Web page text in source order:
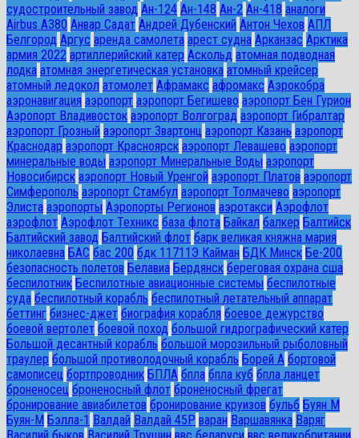
судостроительный завод Ан-124 Ан-148 Ан-2 Ан-418 аналоги
Airbus A380 Анвар Садат Андрей Дубенский Антон Чехов АПЛ
Белгород Аргус аренда самолета арест судна Арканзас Арктика
армия 2022 артиллерийский катер Аскольд атомная подводная
лодка атомная энергетическая установка атомный крейсер
атомный ледокол атомолет Афрамакс афромакс Аэрокобра
аэронавигация аэропорт аэропорт Бегишево аэропорт Бен Гурион
Аэропорт Владивосток аэропорт Волгоград аэропорт Гибралтар
аэропорт Грозный аэропорт Звартонц аэропорт Казань аэропорт
Краснодар аэропорт Красноярск аэропорт Левашево аэропорт
минеральные воды аэропорт Минеральные Воды аэропорт
Новосибирск аэропорт Новый Уренгой аэропорт Платов аэропорт
Симферополь аэропорт Стамбул аэропорт Толмачево аэропорт
Элиста аэропорты Аэропорты Регионов аэротакси Аэрофлот
аэрофлот Аэрофлот Техникс база флота Байкал балкер Балтийск
Балтийский завод Балтийский флот барк великая княжна мария
николаевна БАС бас 200 бдк 11711Э Кайман БДК Минск Бе-200
безопасность полетов Белавиа Бердянск береговая охрана сша
беспилотник Беспилотные авиационные системы беспилотные
суда беспилотный корабль беспилотный летательный аппарат
беттинг бизнес-джет биография корабля боевое дежурство
боевой вертолет боевой поход большой гидрографический катер
Большой десантный корабль большой морозильный рыболовный
траулер большой противолодочный корабль Борей А бортовой
самописец бортпроводник БПЛА бпла бпла куб бпла ланцет
броненосец броненосный флот броненосный фрегат
бронирование авиабилетов бронирование круизов бульб Буян М
Буян-М Бэлла-1 Валдай Валдай 45Р варан Варшавянка Варяг